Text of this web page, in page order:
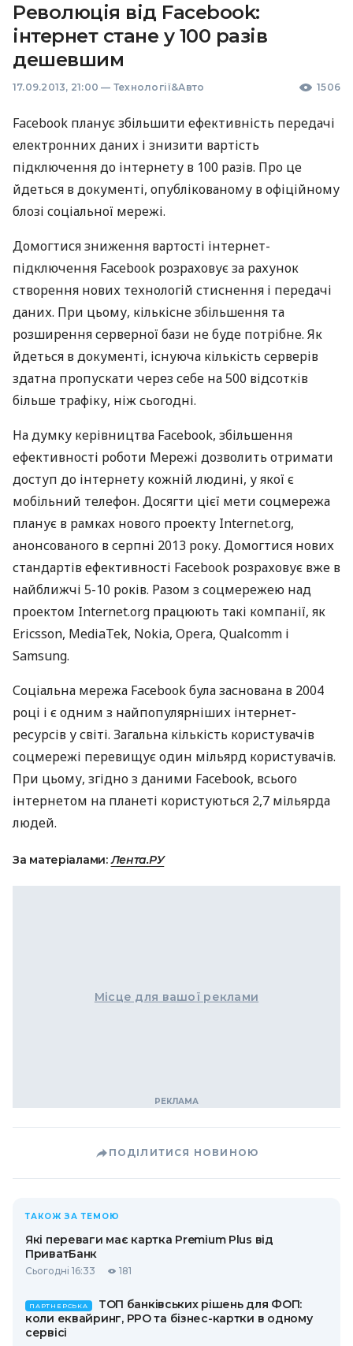
Революція від Facebook:
інтернет стане у 100 разів
дешевшим
17.09.2013, 21:00 — Технології&Авто 1506
Facebook планує збільшити ефективність передачі
електронних даних і знизити вартість
підключення до інтернету в 100 разів. Про це
йдеться в документі, опублікованому в офіційному
блозі соціальної мережі.
Домогтися зниження вартості інтернет-
підключення Facebook розраховує за рахунок
створення нових технологій стиснення і передачі
даних. При цьому, кількісне збільшення та
розширення серверної бази не буде потрібне. Як
йдеться в документі, існуюча кількість серверів
здатна пропускати через себе на 500 відсотків
більше трафіку, ніж сьогодні.
На думку керівництва Facebook, збільшення
ефективності роботи Мережі дозволить отримати
доступ до інтернету кожній людині, у якої є
мобільний телефон. Досягти цієї мети соцмережа
планує в рамках нового проекту Internet.org,
анонсованого в серпні 2013 року. Домогтися нових
стандартів ефективності Facebook розраховує вже в
найближчі 5-10 років. Разом з соцмережею над
проектом Internet.org працюють такі компанії, як
Ericsson, MediaTek, Nokia, Opera, Qualcomm і
Samsung.
Соціальна мережа Facebook була заснована в 2004
році і є одним з найпопулярніших інтернет-
ресурсів у світі. Загальна кількість користувачів
соцмережі перевищує один мільярд користувачів.
При цьому, згідно з даними Facebook, всього
інтернетом на планеті користуються 2,7 мільярда
людей.
За матеріалами:Лента.РУ
Місце для вашої реклами
ПОДІЛИТИСЯ НОВИНОЮ
ТАКОЖ ЗА ТЕМОЮ
Які переваги має картка Premium Plus від
ПриватБанк
Сьогодні 16:33 181
ПАРТНЕРСЬКА
ТОП банківських рішень для ФОП:
коли еквайринг, РРО та бізнес-картки в одному
сервісі